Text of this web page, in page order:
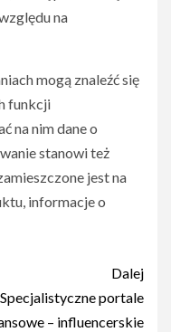
na
mogą znaleźć się
funkcji
na nim dane o
stanowi też
jest na
informacje o
Dalej
Specjalistyczne portale
– influencerskie